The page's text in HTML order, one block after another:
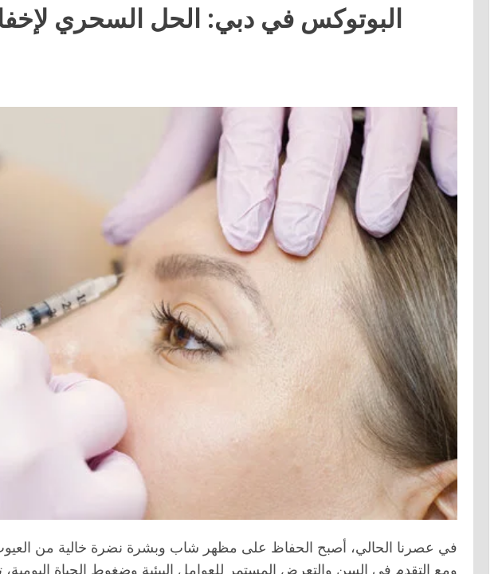
البوتوكس في دبي: الحل السحري
في عصرنا الحالي، أصبح الحفاظ على مظهر شاب وبشرة نضرة خالية من
ومع التقدم في السن والتعرض المستمر للعوامل البيئية وضغوط الحياة اليومية،